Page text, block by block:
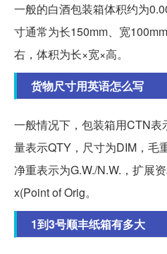
一般的白酒包装箱体积约为
寸通常为长150mm、宽
右，体积为长×宽×高。
货物尺寸用英语怎么写
一般情况下，包装箱用CTN
量表示QTY，尺寸为DIM，毛
净重表示为G.W./N.W.，扩展
x(Point of Orig。
1到3号顺丰纸箱有多大